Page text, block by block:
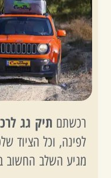
רכשתם תיק גג
לפינה, וכל הציוד
מגיע השלב החשוב